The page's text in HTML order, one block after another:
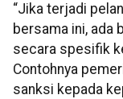
“Jika terjadi
bersama ini, ada
secara spesifik
Contohnya
sanksi kepada